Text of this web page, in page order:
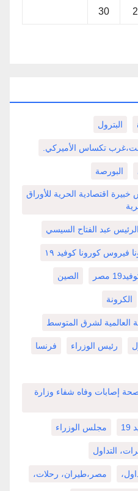
30
البترول
تكساس الأميركي.
البورصة
اقتصادية الحرية للأوراق
الرئيس عبد الفتاح السيسي
كورونا كوفيد ١٩
مصر الصين
الكرونة
العالمية لشرق المتوسط
رئيس الوزراء فرنسا
إصابات وفاه شفاء وزارة
مجلس الوزراء
التداول
مصر،طيران، رحلات،